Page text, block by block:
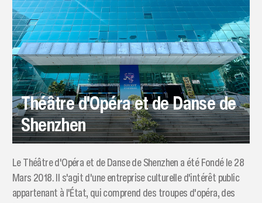
Théâtre d'Opéra et de Danse de
Shenzhen
Le Théâtre d'Opéra et de Danse de Shenzhen a été Fondé le 28
Mars 2018. Il s'agit d'une entreprise culturelle d'intérêt public
appartenant à l'État, qui comprend des troupes d'opéra, des